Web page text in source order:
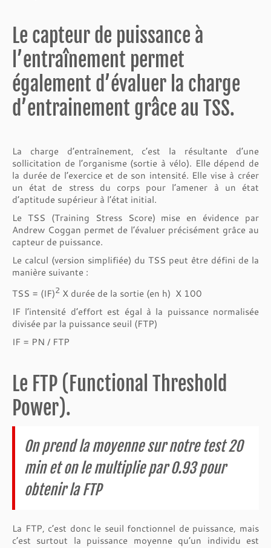
Le capteur de puissance à
l’entraînement permet
également d’évaluer la charge
d’entrainement grâce au TSS.
La charge d’entraînement, c’est la résultante d’une
sollicitation de l’organisme (sortie à vélo). Elle dépend de
la durée de l’exercice et de son intensité. Elle vise à créer
un état de stress du corps pour l’amener à un état
d’aptitude supérieur à l’état initial.
Le TSS (Training Stress Score) mise en évidence par
Andrew Coggan permet de l’évaluer précisément grâce au
capteur de puissance.
Le calcul (version simplifiée) du TSS peut être défini de la
manière suivante :
TSS = (IF)2 X durée de la sortie (en h) X 100
IF l’intensité d’effort est égal à la puissance normalisée
divisée par la puissance seuil (FTP)
IF = PN / FTP
Le FTP (Functional Threshold
Power).
On prend la moyenne sur notre test 20
min et on le multiplie par 0.93 pour
obtenir la FTP
La FTP, c’est donc le seuil fonctionnel de puissance, mais
c’est surtout la puissance moyenne qu’un individu est